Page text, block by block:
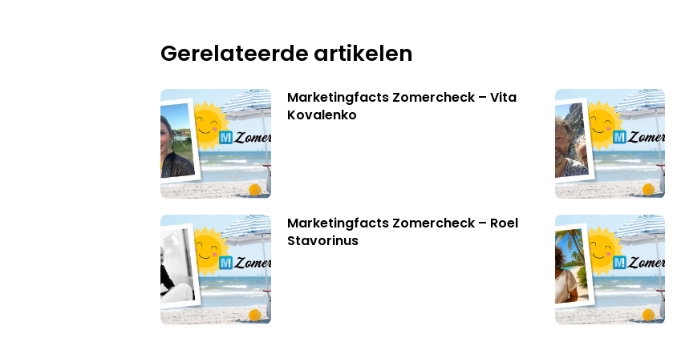
Gerelateerde artikelen
Marketingfacts Zomercheck – Vita
Kovalenko
Marketingfacts Zomercheck – Roel
Stavorinus